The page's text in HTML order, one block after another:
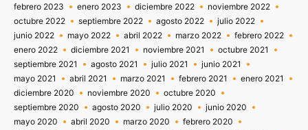
febrero 2023
enero 2023 diciembre 2022
noviembre 2022
octubre 2022
septiembre 2022 agosto 2022
julio 2022
junio 2022
mayo 2022 abril 2022 marzo 2022
febrero 2022
enero 2022
diciembre 2021 noviembre 2021
octubre 2021
septiembre 2021
agosto 2021 julio 2021
junio 2021
mayo 2021
abril 2021 marzo 2021 febrero 2021
enero 2021
diciembre 2020
noviembre 2020
octubre 2020
septiembre 2020
agosto 2020 julio 2020
junio 2020
mayo 2020
abril 2020 marzo 2020
febrero 2020